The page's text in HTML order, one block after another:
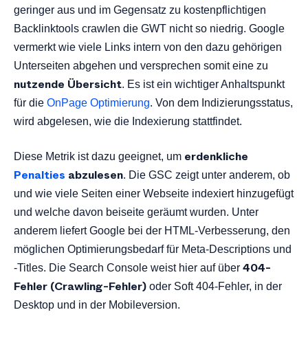
geringer aus und im Gegensatz zu kostenpflichtigen
Backlinktools crawlen die GWT nicht so niedrig. Google
vermerkt wie viele Links intern von den dazu gehörigen
Unterseiten abgehen und versprechen somit eine zu
nutzende Übersicht. Es ist ein wichtiger Anhaltspunkt
für die OnPage Optimierung. Von dem Indizierungsstatus,
wird abgelesen, wie die Indexierung stattfindet.
Diese Metrik ist dazu geeignet, um erdenkliche
Penalties abzulesen. Die GSC zeigt unter anderem, ob
und wie viele Seiten einer Webseite indexiert hinzugefügt
und welche davon beiseite geräumt wurden. Unter
anderem liefert Google bei der HTML-Verbesserung, den
möglichen Optimierungsbedarf für Meta-Descriptions und
-Titles. Die Search Console weist hier auf über 404-
Fehler (Crawling-Fehler) oder Soft 404-Fehler, in der
Desktop und in der Mobileversion.